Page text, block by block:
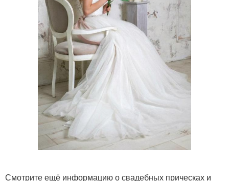
Смотрите ещё информацию о свадебных прическах и